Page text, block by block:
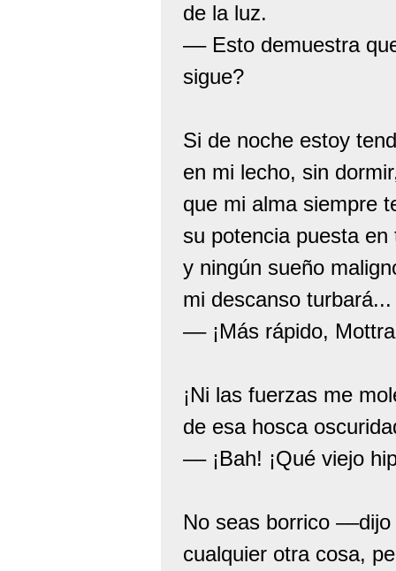
de la luz.
–– Esto demuestra
sigue?
Si de noche estoy
en mi lecho, sin
que mi alma siempre
su potencia puesta en
y ningún sueño
mi descanso turbará...
–– ¡Más rápido,
¡Ni las fuerzas me
de esa hosca
–– ¡Bah! ¡Qué viejo
No seas borrico
cualquier otra cosa,